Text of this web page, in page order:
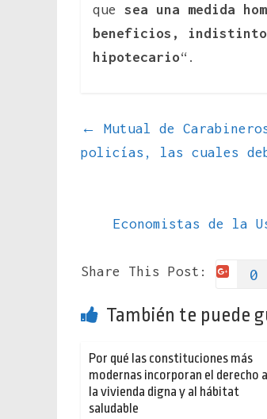
que sea una medida
beneficios,
hipotecario“.
←
Mutual de
policías, las cuales
Economistas de la
Share This Post: 0
También te puede
Por qué las constituciones más
modernas incorporan el derecho a
la vivienda digna y al hábitat
saludable